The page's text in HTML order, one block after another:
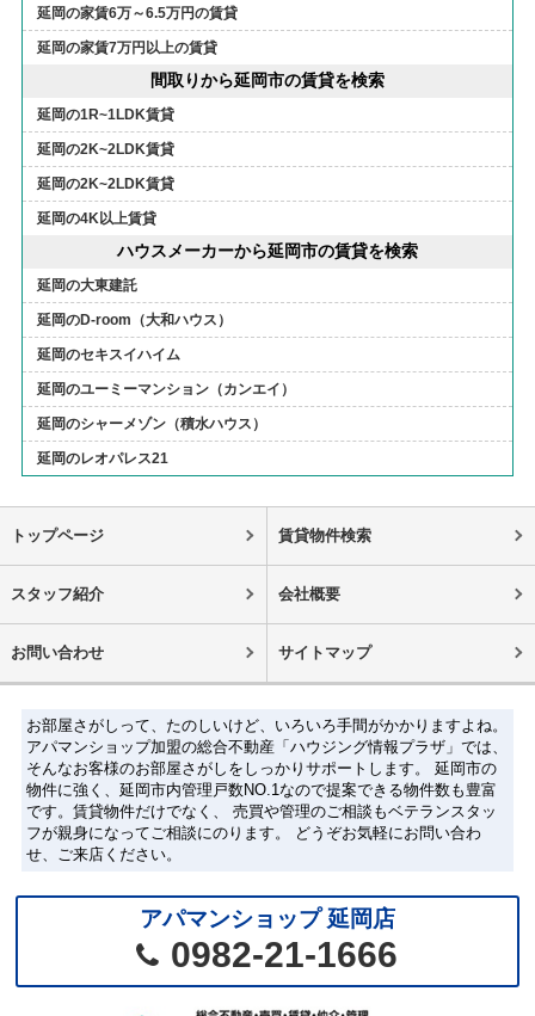
延岡の家賃6万～6.5万円の賃貸
延岡の家賃7万円以上の賃貸
間取りから延岡市の賃貸を検索
延岡の1R~1LDK賃貸
延岡の2K~2LDK賃貸
延岡の2K~2LDK賃貸
延岡の4K以上賃貸
ハウスメーカーから延岡市の賃貸を検索
延岡の大東建託
延岡のD-room（大和ハウス）
延岡のセキスイハイム
延岡のユーミーマンション（カンエイ）
延岡のシャーメゾン（積水ハウス）
延岡のレオパレス21
トップページ 賃貸物件検索
スタッフ紹介 会社概要
お問い合わせ サイトマップ
お部屋さがしって、たのしいけど、いろいろ手間がかかりますよね。
アパマンショップ加盟の総合不動産「ハウジング情報プラザ」では、
そんなお客様のお部屋さがしをしっかりサポートします。 延岡市の
物件に強く、延岡市内管理戸数NO.1なので提案できる物件数も豊富
です。賃貸物件だけでなく、 売買や管理のご相談もベテランスタッ
フが親身になってご相談にのります。 どうぞお気軽にお問い合わ
せ、ご来店ください。
アパマンショップ 延岡店
0982-21-1666